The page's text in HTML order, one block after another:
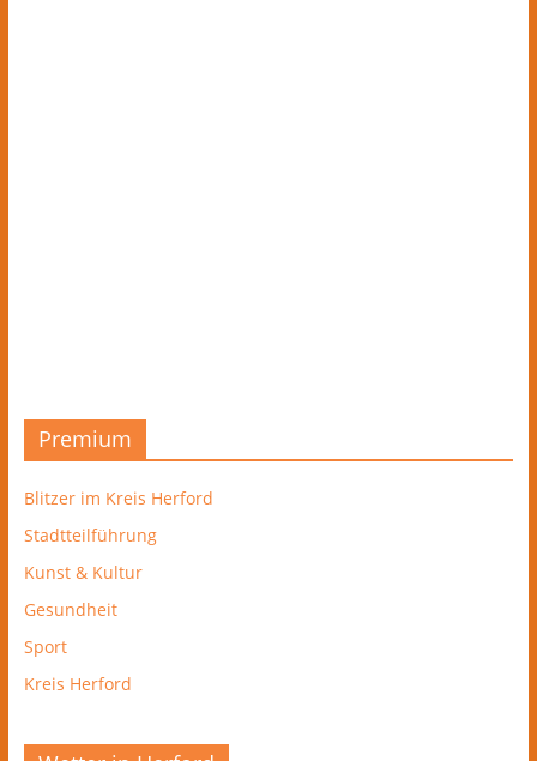
Premium
Blitzer im Kreis Herford
Stadtteilführung
Kunst & Kultur
Gesundheit
Sport
Kreis Herford